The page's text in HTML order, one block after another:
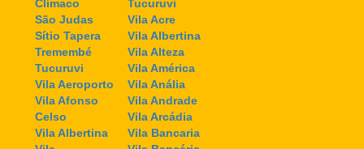
Clímaco
São Judas
Sítio Tapera
Tremembé
Tucuruvi
Vila Aeroporto
Vila Afonso
Celso
Vila Albertina
Tucuruvi
Vila Acre
Vila Albertina
Vila Alteza
Vila América
Vila Anália
Vila Andrade
Vila Arcádia
Vila Bancaria